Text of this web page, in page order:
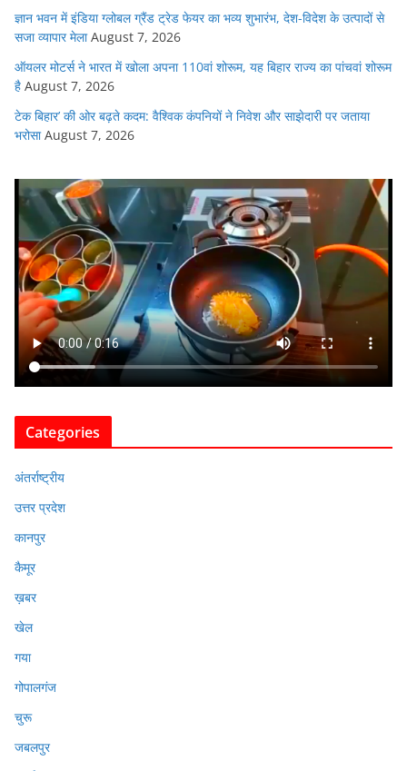
ज्ञान भवन में इंडिया ग्लोबल ग्रैंड ट्रेड फेयर का भव्य शुभारंभ, देश-विदेश के उत्पादों से
सजा व्यापार मेला August 7, 2026
ऑयलर मोटर्स ने भारत में खोला अपना 110वां शोरूम, यह बिहार राज्य का पांचवां शोरूम
है August 7, 2026
टेक बिहार’ की ओर बढ़ते कदम: वैश्विक कंपनियों ने निवेश और साझेदारी पर जताया
भरोसा August 7, 2026
Categories
अंतर्राष्ट्रीय
उत्तर प्रदेश
कानपुर
कैमूर
ख़बर
खेल
गया
गोपालगंज
चुरू
जबलपुर